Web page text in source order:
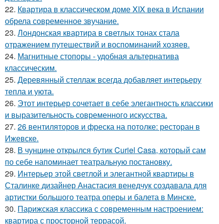
22. Квартира в классическом доме XIX века в Испании
обрела современное звучание.
23. Лондонская квартира в светлых тонах стала
отражением путешествий и воспоминаний хозяев.
24. Магнитные стопоры - удобная альтернатива
классическим.
25. Деревянный стеллаж всегда добавляет интерьеру
тепла и уюта.
26. Этот интерьер сочетает в себе элегантность классики
и выразительность современного искусства.
27. 26 вентиляторов и фреска на потолке: ресторан в
Ижевске.
28. В чунцине открылся бутик Curiel Casa, который сам
по себе напоминает театральную постановку.
29. Интерьер этой светлой и элегантной квартиры в
Сталинке дизайнер Анастасия венедчук создавала для
артистки большого театра оперы и балета в Минске.
30. Парижская классика с современным настроением:
квартира с просторной террасой.